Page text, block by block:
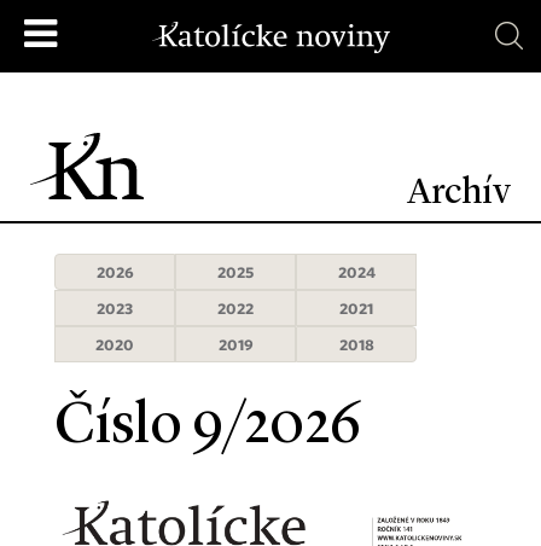
Archív
2026 2025
2024
2023
2022
2021
2020
2019 2018
Číslo 9/2026